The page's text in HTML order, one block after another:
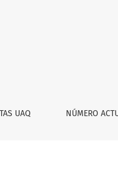
Mundo, de Dios y del
UAQ NÚMERO
actual es: